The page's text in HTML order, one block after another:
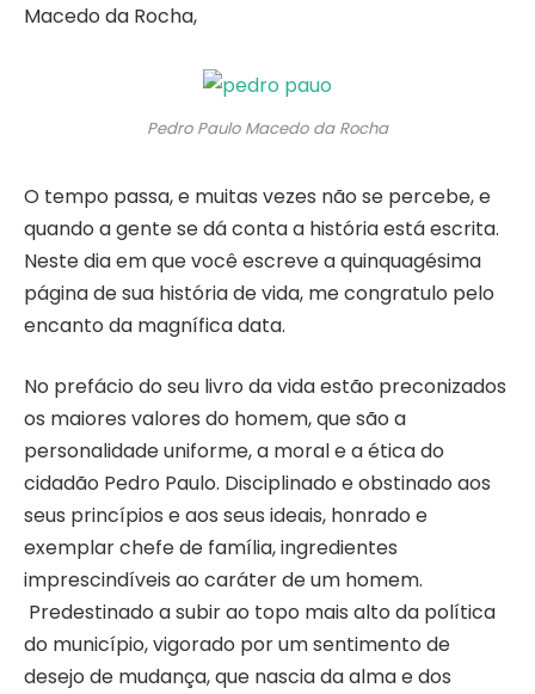
Macedo da Rocha,
Pedro Paulo Macedo da Rocha
O tempo passa, e muitas vezes não se percebe, e
quando a gente se dá conta a história está escrita.
Neste dia em que você escreve a quinquagésima
página de sua história de vida, me congratulo pelo
encanto da magnífica data.
No prefácio do seu livro da vida estão preconizados
os maiores valores do homem, que são a
personalidade uniforme, a moral e a ética do
cidadão Pedro Paulo. Disciplinado e obstinado aos
seus princípios e aos seus ideais, honrado e
exemplar chefe de família, ingredientes
imprescindíveis ao caráter de um homem.
Predestinado a subir ao topo mais alto da política
do município, vigorado por um sentimento de
desejo de mudança, que nascia da alma e dos